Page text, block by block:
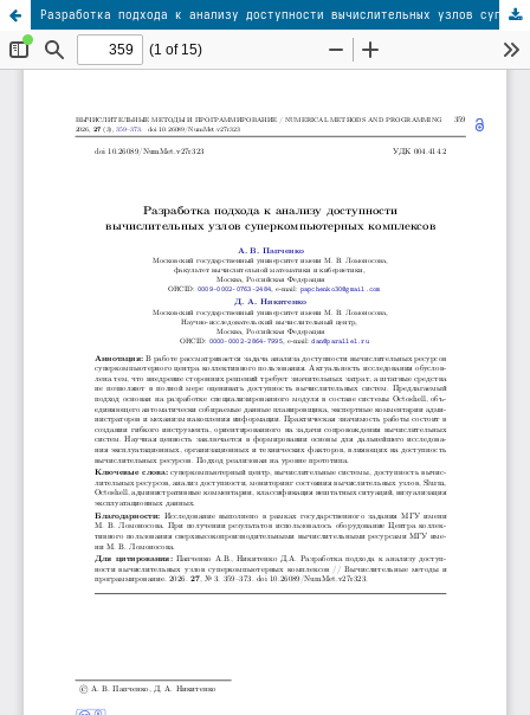
Разработка подхода к анализу доступности вычислительных узлов суперкомпьютерных комплексов